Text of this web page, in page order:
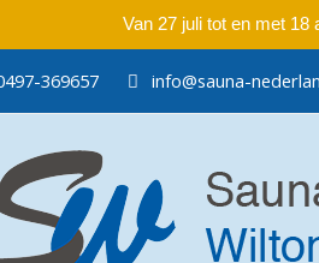
Van 27 juli tot en met
369657 info@sauna-